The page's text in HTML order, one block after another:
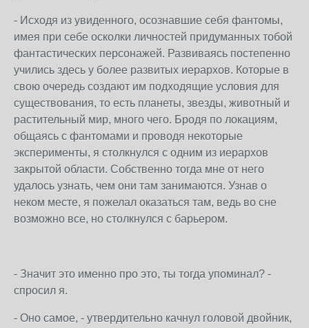
- Исходя из увиденного, осознавшие себя фантомы,
имея при себе осколки личностей придуманных тобой
фантастических персонажей. Развиваясь постепенно
учились здесь у более развитых иерархов. Которые в
свою очередь создают им подходящие условия для
существования, то есть планеты, звезды, животный и
растительный мир, много чего. Бродя по локациям,
общаясь с фантомами и проводя некоторые
эксперименты, я столкнулся с одним из иерархов
закрытой области. Собственно тогда мне от него
удалось узнать, чем они там занимаются. Узнав о
неком месте, я пожелал оказаться там, ведь во сне
возможно все, но столкнулся с барьером.
- Значит это именно про это, ты тогда упоминал? -
спросил я.
- Оно самое, - утвердительно качнул головой двойник,